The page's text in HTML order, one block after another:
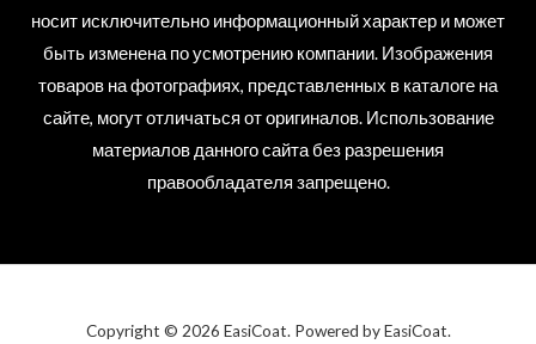
носит исключительно информационный характер и может
быть изменена по усмотрению компании. Изображения
товаров на фотографиях, представленных в каталоге на
сайте, могут отличаться от оригиналов. Использование
материалов данного сайта без разрешения
правообладателя запрещено.
Copyright © 2026 EasiCoat. Powered by EasiCoat.